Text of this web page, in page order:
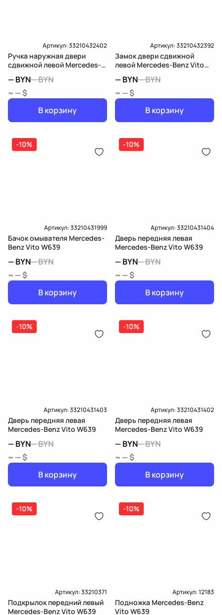
Артикул:33210432402
Ручка наружная двери
сдвижной левой Mercedes-
—BYN—BYN
~ — $
В корзину
Артикул:33210432392
Замок двери сдвижной
левой Mercedes-Benz Vito
—BYN—BYN
~ — $
В корзину
-10%
Артикул:33210431999
Бачок омывателя Mercedes-
Benz Vito W639
—BYN—BYN
~ — $
В корзину
-10%
Артикул:33210431404
Дверь передняя левая
Mercedes-Benz Vito W639
—BYN—BYN
~ — $
В корзину
-10%
Артикул:33210431403
Дверь передняя левая
Mercedes-Benz Vito W639
—BYN—BYN
~ — $
В корзину
-10%
Артикул:33210431402
Дверь передняя левая
Mercedes-Benz Vito W639
—BYN—BYN
~ — $
В корзину
-10%
Артикул:33210371
Подкрылок передний левый
Mercedes-Benz Vito W639
-10%
Артикул:12183
Подножка Mercedes-Benz
Vito W639